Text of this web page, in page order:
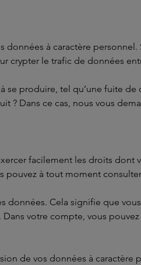
à caractère
crypter le trafic de données
se produire, tel qu’une fuite
? Dans ce cas, nous vous
facilement les droits dont
pouvez à tout moment
Cela signifie que
votre compte, vous
de vos données à